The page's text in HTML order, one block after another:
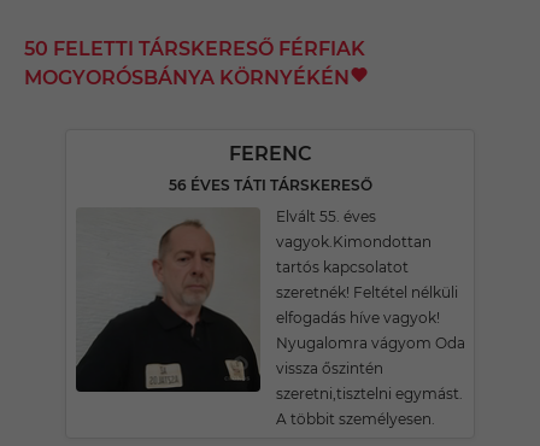
50 FELETTI TÁRSKERESŐ FÉRFIAK
MOGYORÓSBÁNYA KÖRNYÉKÉN
FERENC
56 ÉVES TÁTI TÁRSKERESŐ
Elvált 55. éves
vagyok.Kimondottan
tartós kapcsolatot
szeretnék! Feltétel nélküli
elfogadás híve vagyok!
Nyugalomra vágyom Oda
vissza őszintén
szeretni,tisztelni egymást.
A többit személyesen.